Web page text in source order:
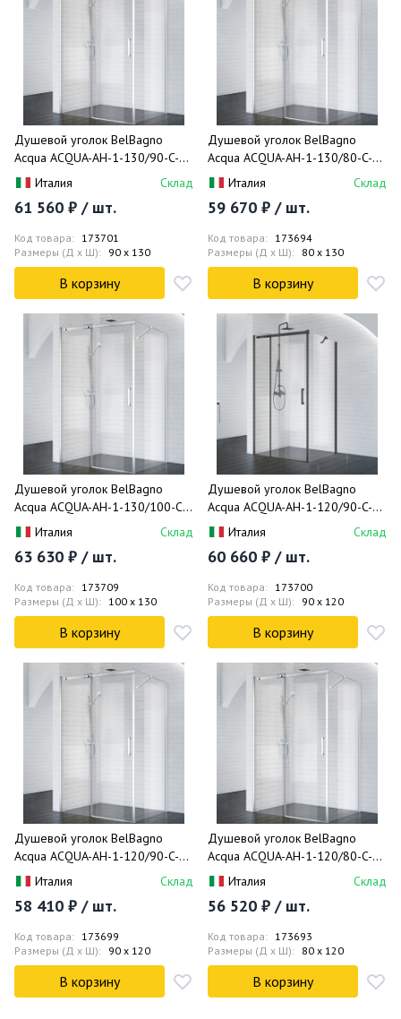
Душевой уголок BelBagno
Acqua ACQUA-AH-1-130/90-C-Cr
130x90Италия Склад
61 560 ₽ / шт.
Код товара: 173701
Размеры (Д x Ш): 90 x 130
В корзину
Душевой уголок BelBagno
Acqua ACQUA-AH-1-130/80-C-Cr
130x80Италия Склад
59 670 ₽ / шт.
Код товара: 173694
Размеры (Д x Ш): 80 x 130
В корзину
Душевой уголок BelBagno
Acqua ACQUA-AH-1-130/100-C-
Cr 130x100
Италия Склад
63 630 ₽ / шт.
Код товара: 173709
Размеры (Д x Ш): 100 x 130
В корзину
Душевой уголок BelBagno
Acqua ACQUA-AH-1-120/90-C-
NERO 120x90
Италия Склад
60 660 ₽ / шт.
Код товара: 173700
Размеры (Д x Ш): 90 x 120
В корзину
Душевой уголок BelBagno
Acqua ACQUA-AH-1-120/90-C-Cr
120x90Италия Склад
58 410 ₽ / шт.
Код товара: 173699
Размеры (Д x Ш): 90 x 120
В корзину
Душевой уголок BelBagno
Acqua ACQUA-AH-1-120/80-C-Cr
120x80Италия Склад
56 520 ₽ / шт.
Код товара: 173693
Размеры (Д x Ш): 80 x 120
В корзину